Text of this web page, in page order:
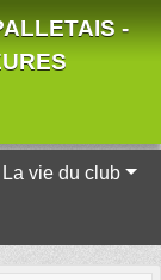
-
La vie du club